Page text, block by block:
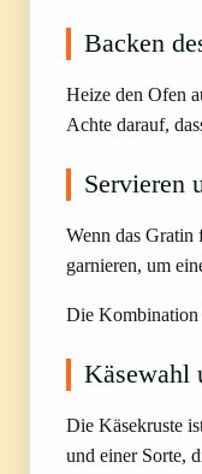
Backen
Heize den Ofen
Achte darauf,
Servieren
Wenn das Gratin
garnieren, um
Die Kombination
Käsewahl
Die Käsekruste
und einer Sorte,